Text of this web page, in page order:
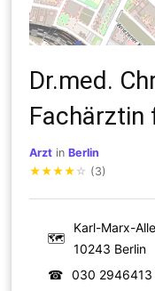
Dr.med.
Fachärztin
Arzt inBerlin
★★★★ ☆ (3)
🗺
Karl-Marx-
10243 Berlin
☎
030 2946413